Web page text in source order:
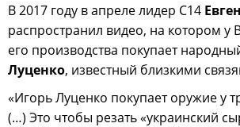
В 2017 году в апреле лидер С14
распространил видео, на котором у
его производства покупает
Луценко, известный близкими
«Игорь Луценко покупает оружие у
(…) Это чтобы резать «украинский